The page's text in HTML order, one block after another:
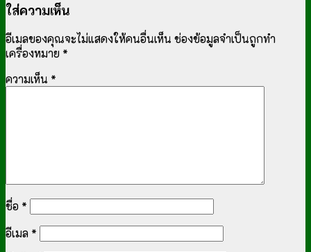
ใส่ความเห็น
อีเมลของคุณจะไม่แสดงให้คนอื่นเห็น ช่องข้อมูลจำเป็นถูกทำ
เครื่องหมาย *
ความเห็น *
ชื่อ *
อีเมล *